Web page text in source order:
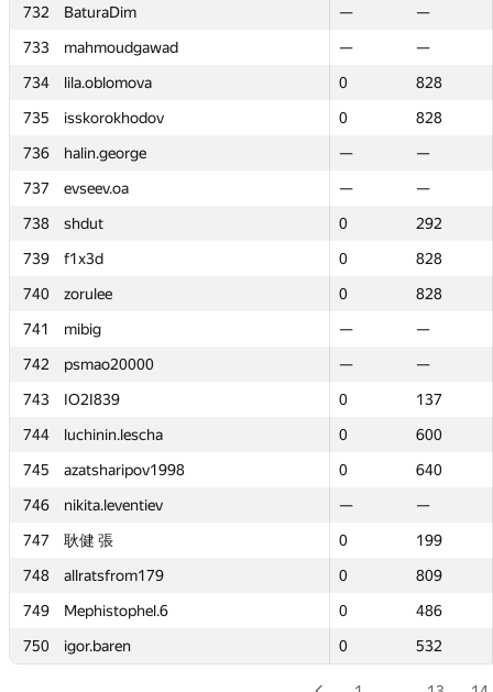
732
BaturaDim —
—
733
mahmoudgawad —
—
734
lila.oblomova 0
828
735
isskorokhodov 0
828
736
halin.george —
—
737
evseev.oa —
—
738
shdut 0
292
739
f1x3d 0
828
740
zorulee 0
828
741
mibig —
—
742
psmao20000 —
—
743
IO2I839 0
137
744
luchinin.lescha 0
600
745
azatsharipov1998 0
640
746
nikita.leventiev —
—
747
耿健 張 0
199
748
allratsfrom179 0
809
749
Mephistophel.6 0
486
750
igor.baren 0 532
732
BaturaDim —
—
733
mahmoudgawad —
—
734
lila.oblomova 0
828
735
isskorokhodov 0
828
736
halin.george —
—
737
evseev.oa —
—
738
shdut 0
292
739
f1x3d 0
828
740
zorulee 0
828
741
mibig —
—
742
psmao20000 —
—
743
IO2I839 0
137
744
luchinin.lescha 0
600
745
azatsharipov1998 0
640
746
nikita.leventiev —
—
747
耿健 張 0
199
748
allratsfrom179 0
809
749
Mephistophel.6 0
486
750
igor.baren 0 532